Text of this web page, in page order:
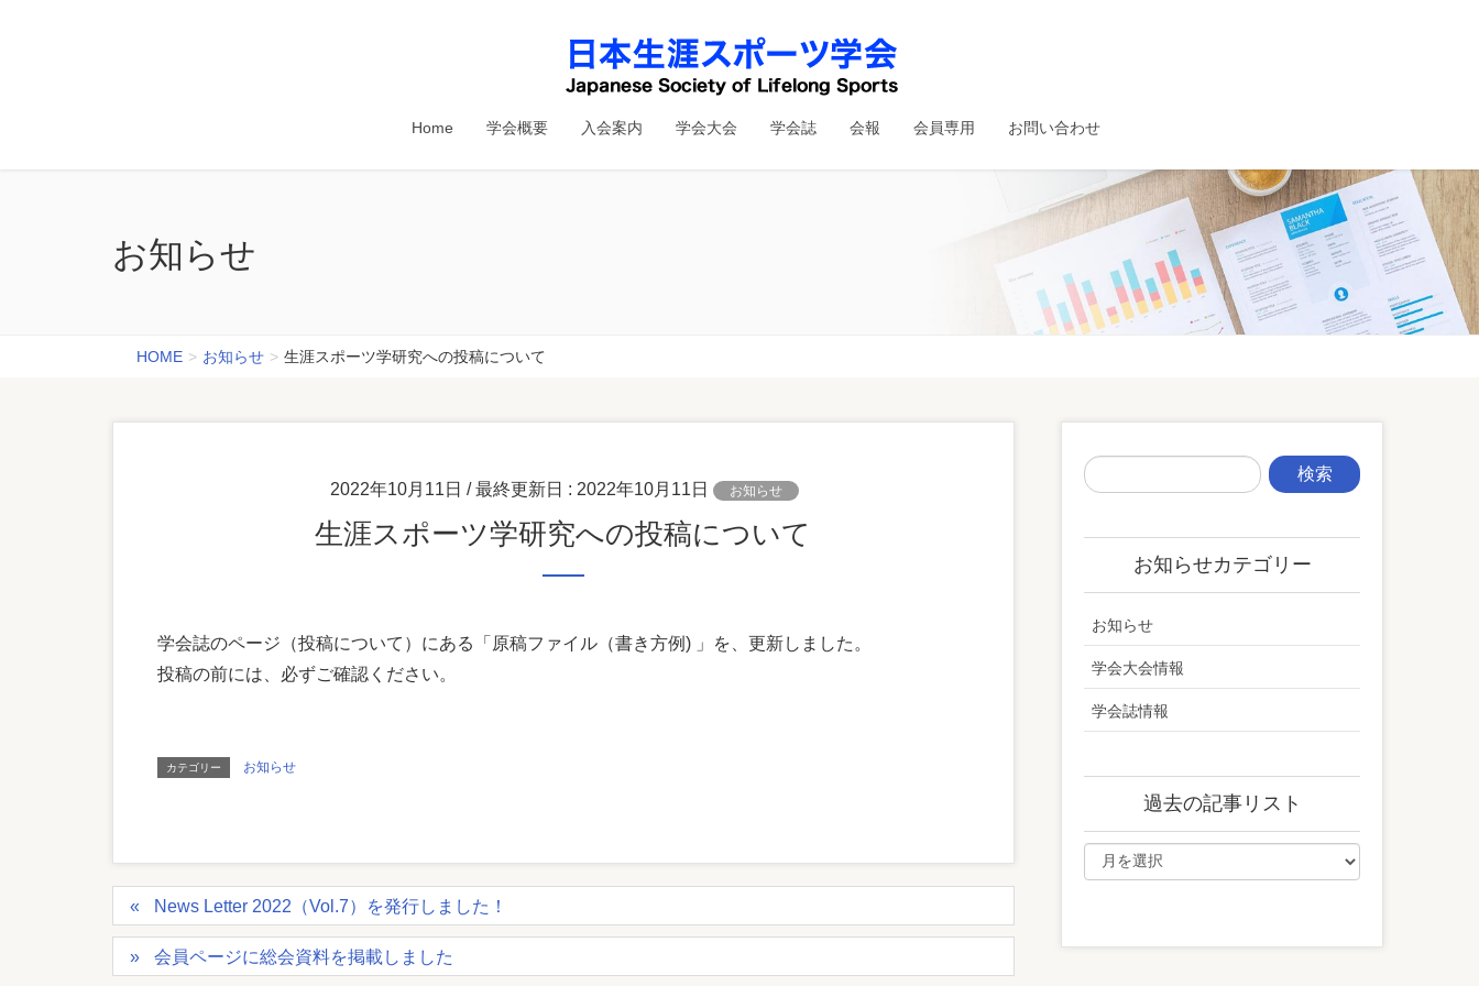
Home 学会概要 入会案内 学会大会 学会誌 会報 会員専用 お問い合わせ
お知らせ
HOME お知らせ 生涯スポーツ学研究への投稿について
2022年10月11日 / 最終更新日 : 2022年10月11日 お知らせ
生涯スポーツ学研究への投稿について
学会誌のページ（投稿について）にある「原稿ファイル（書き方例) 」を、更新しました。
投稿の前には、必ずご確認ください。
カテゴリー お知らせ
News Letter 2022（Vol.7）を発行しました！
会員ページに総会資料を掲載しました
お知らせカテゴリー
お知らせ
学会大会情報
学会誌情報
過去の記事リスト